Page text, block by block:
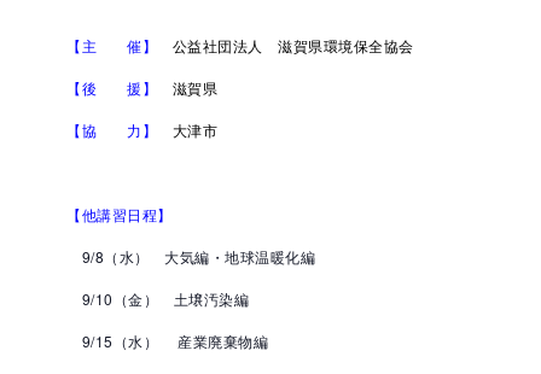
【主 催】 公益社団法人 滋賀県環境保全協会
【後 援】 滋賀県
【協 力】 大津市
【他講習日程】
9/8（水） 大気編・地球温暖化編
9/10（金） 土壌汚染編
9/15（水） 産業廃棄物編